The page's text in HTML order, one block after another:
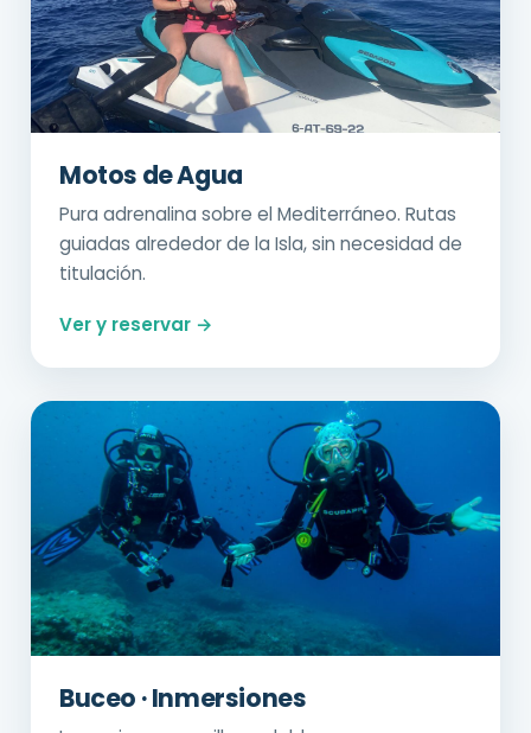
Motos de Agua
Pura adrenalina sobre el Mediterráneo. Rutas
guiadas alrededor de la Isla, sin necesidad de
titulación.
Ver y reservar →
Buceo · Inmersiones